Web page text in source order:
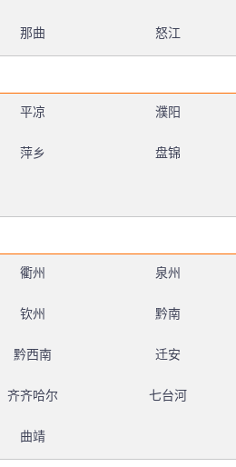
那曲 怒江
平凉 濮阳
萍乡 盘锦
衢州 泉州
钦州 黔南
黔西南 迁安
齐齐哈尔 七台河
曲靖